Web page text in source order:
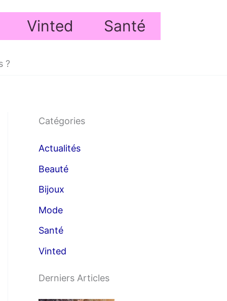
Vinted Santé
?
Catégories
Actualités
Beauté
Bijoux
Mode
Santé
Vinted
Derniers Articles